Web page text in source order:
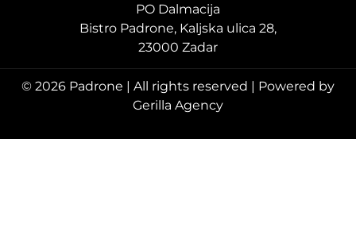
PO Dalmacija
Bistro Padrone, Kaljska ulica 28,
23000 Zadar
© 2026 Padrone | All rights reserved | Powered by
Gerilla Agency